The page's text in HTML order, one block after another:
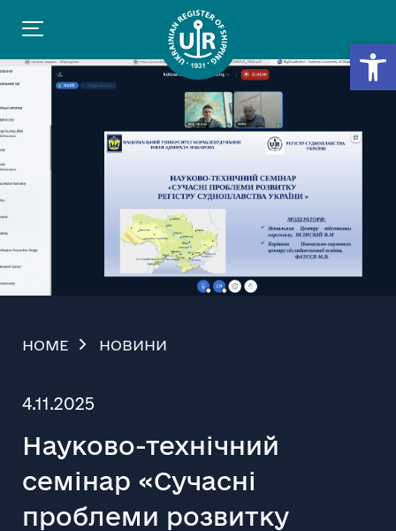
HOME НОВИНИ
4.11.2025
Науково-технічний
семінар «Сучасні
проблеми розвитку